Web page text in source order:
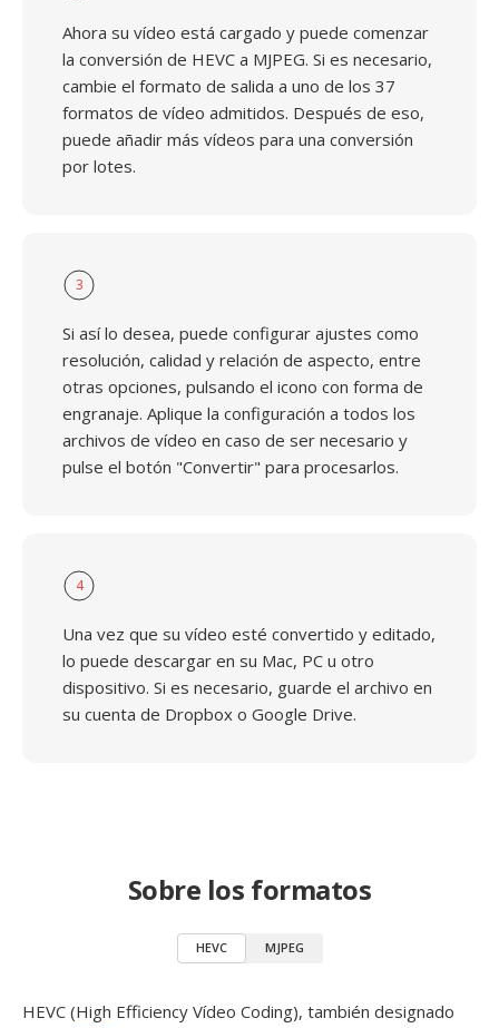
Ahora su vídeo está cargado y puede comenzar
la conversión de HEVC a MJPEG. Si es necesario,
cambie el formato de salida a uno de los 37
formatos de vídeo admitidos. Después de eso,
puede añadir más vídeos para una conversión
por lotes.
3
Si así lo desea, puede configurar ajustes como
resolución, calidad y relación de aspecto, entre
otras opciones, pulsando el icono con forma de
engranaje. Aplique la configuración a todos los
archivos de vídeo en caso de ser necesario y
pulse el botón "Convertir" para procesarlos.
4
Una vez que su vídeo esté convertido y editado,
lo puede descargar en su Mac, PC u otro
dispositivo. Si es necesario, guarde el archivo en
su cuenta de Dropbox o Google Drive.
Sobre los formatos
HEVC MJPEG
HEVC (High Efficiency Vídeo Coding), también designado